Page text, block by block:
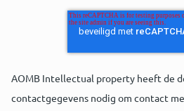
AOMB Intellectual property heeft de
contactgegevens nodig om contact